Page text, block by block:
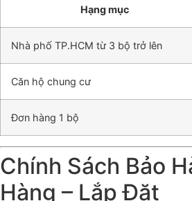
Hạng mục
Nhà phố TP.HCM từ 3 bộ trở lên
Căn hộ chung cư
Đơn hàng 1 bộ
Chính Sách Bảo
Hàng – Lắp Đặt